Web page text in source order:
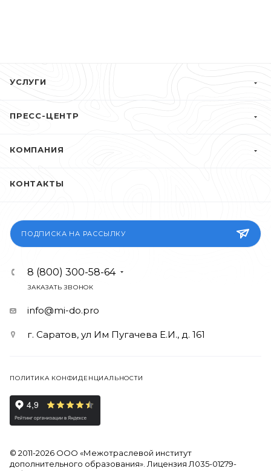
УСЛУГИ
ПРЕСС-ЦЕНТР
КОМПАНИЯ
КОНТАКТЫ
ПОДПИСКА НА РАССЫЛКУ
8 (800) 300-58-64
ЗАКАЗАТЬ ЗВОНОК
info@mi-do.pro
г. Саратов, ул Им Пугачева Е.И., д. 161
ПОЛИТИКА КОНФИДЕНЦИАЛЬНОСТИ
© 2011-2026 ООО «Межотраслевой институт
дополнительного образования». Лицензия Л035-01279-